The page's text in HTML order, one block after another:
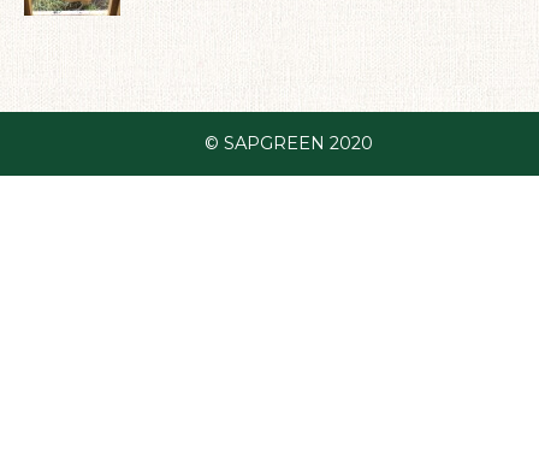
© SAPGREEN 2020